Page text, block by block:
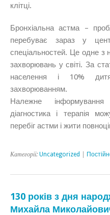
клітці.
Бронхіальна астма –
перебуває зараз у
спеціальностей. Це одне з
захворювань у світі. За
населення і 10%
захворюванням.
Належне інформування
діагностика і терапія
перебіг астми і жити
Категорії: Uncategorized
130 років з дня
Михайла